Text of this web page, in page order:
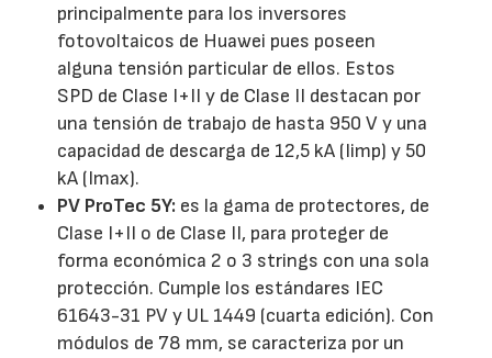
principalmente para los inversores
fotovoltaicos de Huawei pues poseen
alguna tensión particular de ellos. Estos
SPD de Clase I+II y de Clase II destacan por
una tensión de trabajo de hasta 950 V y una
capacidad de descarga de 12,5 kA (Iimp) y 50
kA (Imax).
PV ProTec 5Y: es la gama de protectores, de
Clase I+II o de Clase II, para proteger de
forma económica 2 o 3 strings con una sola
protección. Cumple los estándares IEC
61643-31 PV y UL 1449 (cuarta edición). Con
módulos de 78 mm, se caracteriza por un